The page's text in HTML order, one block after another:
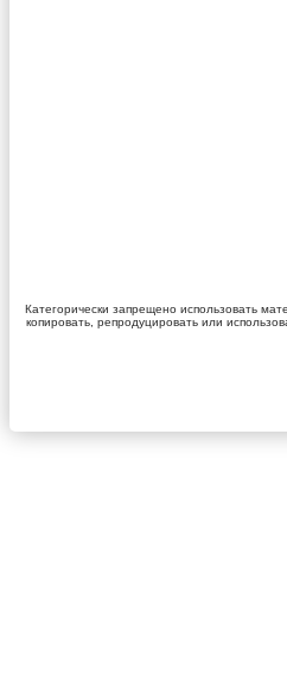
Категорически запрещено использовать
копировать, репродуцировать или